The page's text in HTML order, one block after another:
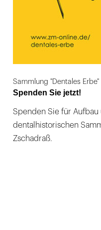
Sammlung "Dentales Erbe"
Spenden Sie jetzt!
Spenden Sie für
dentalhistorischen
Zschadraß.